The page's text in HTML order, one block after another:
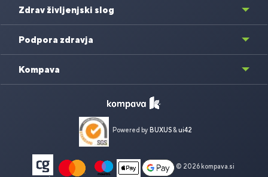
Zdrav življenjski slog
Podpora zdravja
Kompava
Powered by BUXUS&ui42
© 2026 kompava.si